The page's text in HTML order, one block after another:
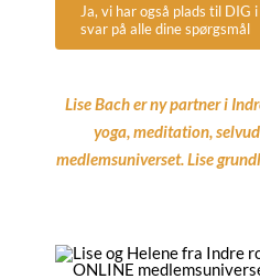
Ja, vi har også plads til DIG
svar på alle dine spørgsmål
Lise Bach er ny partner i
yoga, meditation,
medlemsuniverset. Lise